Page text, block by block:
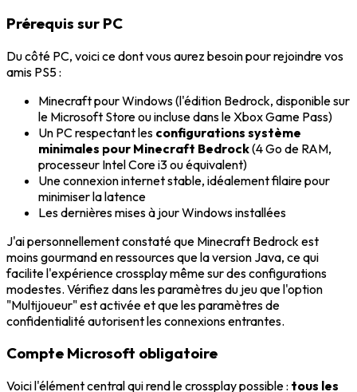
Prérequis sur PC
Du côté PC, voici ce dont vous aurez besoin pour rejoindre vos
amis PS5 :
Minecraft pour Windows (l'édition Bedrock, disponible sur
le Microsoft Store ou incluse dans le Xbox Game Pass)
Un PC respectant les configurations système
minimales pour Minecraft Bedrock(4 Go de RAM,
processeur Intel Core i3 ou équivalent)
Une connexion internet stable, idéalement filaire pour
minimiser la latence
Les dernières mises à jour Windows installées
J'ai personnellement constaté que Minecraft Bedrock est
moins gourmand en ressources que la version Java, ce qui
facilite l'expérience crossplay même sur des configurations
modestes. Vérifiez dans les paramètres du jeu que l'option
"Multijoueur" est activée et que les paramètres de
confidentialité autorisent les connexions entrantes.
Compte Microsoft obligatoire
Voici l'élément central qui rend le crossplay possible : tous les